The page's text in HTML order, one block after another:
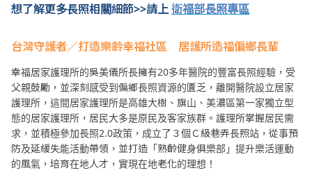
想了解更多長照相關細節>>請上衛福部長照專區
台灣守護者／打造樂齡幸福社區 居護所造福偏鄉長輩
幸福居家護理所的吳美儀所長擁有20多年醫院的豐富長照經驗，受
父親鼓勵，並深刻感受到偏鄉長照資源的匱乏，離開醫院設立居家
護理所，這間居家護理所是高雄大樹、旗山、美濃區第一家獨立型
態的居家護理所，居民大多是原民及客家族群。護理所掌握居民需
求，並積極參加長照2.0政策，成立了３個Ｃ級巷弄長照站，從事預
防及延緩失能活動帶領，並打造「熟齡健身俱樂部」提升樂活運動
的風氣，培育在地人才，實現在地老化的理想！